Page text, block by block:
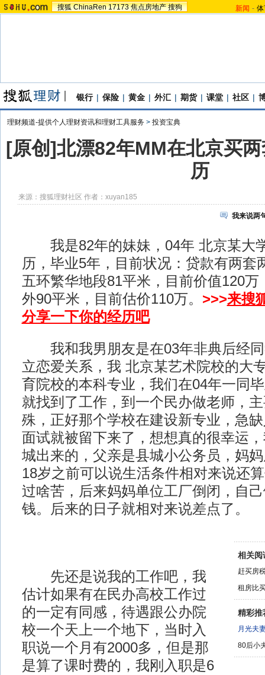
搜狐 ChinaRen 17173 焦点房地产 搜狗 新闻 -
银行 | 保险 | 黄金 | 外汇 | 期货 | 课堂 | 社区 |
理财频道-提供个人理财资讯和理财工具服务 > 投资宝典
[原创]北漂82年MM在北京买
历
来源： 搜狐理财社区 作者：xuyan185
我来说两
我是82年的妹妹，04年 北京某大
历，毕业5年，目前状况：贷款有两套
五环繁华地段81平米，目前价值120万
外90平米，目前估价110万。 >>>来搜
分享一下你的经历吧
我和我男朋友是在03年非典后经同
立恋爱关系，我 北京某艺术院校的大
育院校的本科专业，我们在04年一同
就找到了工作，到一个民办做老师，
殊，正好那个学校在建设新专业，急
面试就被留下来了，想想真的很幸运
城出来的，父亲是县城小公务员，妈
18岁之前可以说生活条件相对来说还
过啥苦，后来妈妈单位工厂倒闭，自
钱。后来的日子就相对来说差点了。
相关阅
赶买房
租房比
精彩
月光夫
80后小
先还是说我的工作吧，我
估计如果有在民办高校工作过
的一定有同感，待遇跟公办院
校一个天上一个地下，当时入
职说一个月有2000多，但是那
是算了课时费的，我刚入职是6